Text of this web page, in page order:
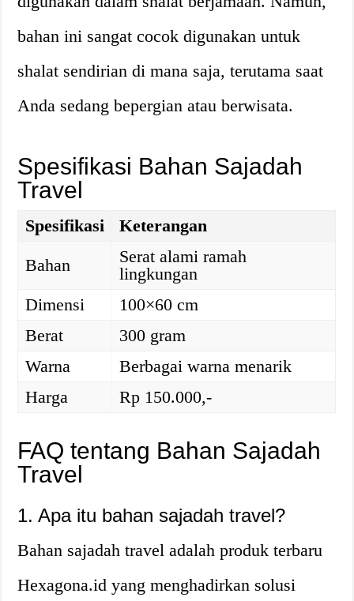
bahan ini sangat cocok digunakan untuk
shalat sendirian di mana saja, terutama saat
Anda sedang bepergian atau berwisata.
Spesifikasi Bahan Sajadah
Travel
Spesifikasi
Keterangan
Bahan
Serat alami ramah
lingkungan
Dimensi
100×60 cm
Berat
300 gram
Warna
Berbagai warna menarik
Harga
Rp 150.000,-
FAQ tentang Bahan Sajadah
Travel
1. Apa itu bahan sajadah travel?
Bahan sajadah travel adalah produk terbaru
Hexagona.id yang menghadirkan solusi